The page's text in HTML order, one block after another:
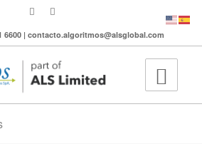
6600 | contacto.algoritmos@alsglobal.com